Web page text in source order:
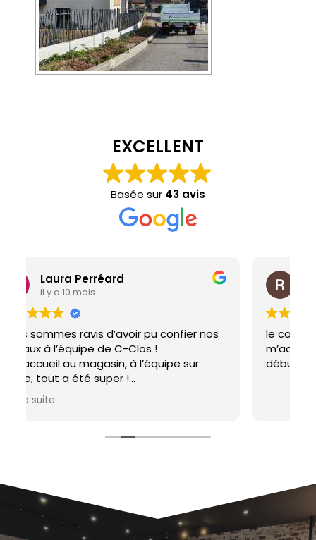
EXCELLENT
Basée sur 43 avis
Rafael Martin
il y a 10 mois
le commercial darius au top, il a su
m’accompagner dans mon projet du
début à la fin, il n’y a rien à dire !!